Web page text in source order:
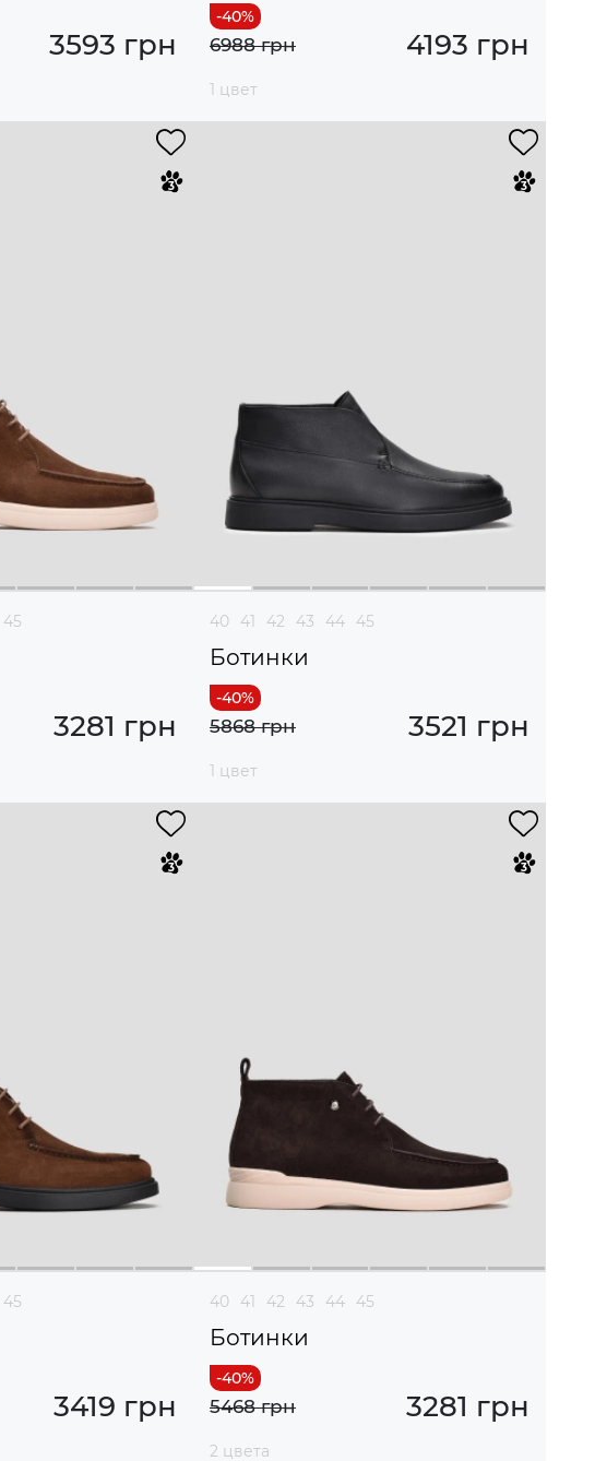
3593 грн 4193 грн
6988 грн
1 цвет
45
3281 грн
40 41 42 43 44 45
Ботинки
3521 грн
5868 грн
1 цвет
45
3419 грн
40 41 42 43 44 45
Ботинки
3281 грн
5468 грн
2 цвета